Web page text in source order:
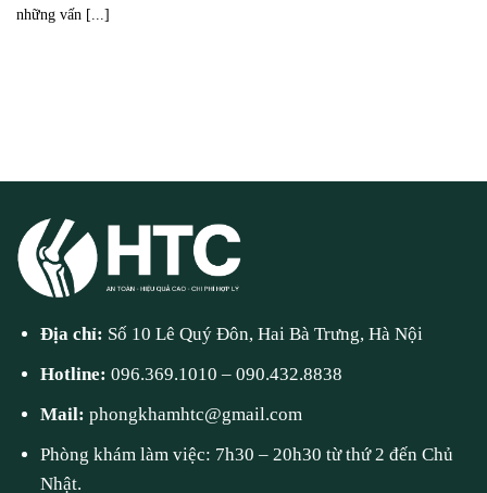
những vấn [...]
Địa chỉ: Số 10 Lê Quý Đôn, Hai Bà Trưng, Hà Nội
Hotline:096.369.1010 –090.432.8838
Mail:phongkhamhtc@gmail.com
Phòng khám làm việc: 7h30 – 20h30 từ thứ 2 đến Chủ
Nhật.